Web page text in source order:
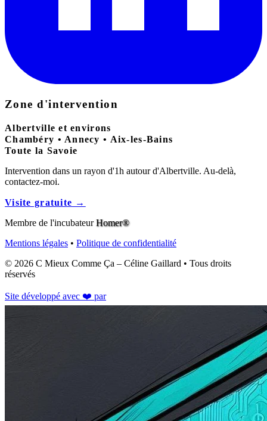
Zone d'intervention
Albertville et environs
Chambéry • Annecy • Aix-les-Bains
Toute la Savoie
Intervention dans un rayon d'1h autour d'Albertville. Au-delà,
contactez-moi.
Visite gratuite →
Membre de l'incubateurHomer®
Mentions légales • Politique de confidentialité
© 2026 C Mieux Comme Ça – Céline Gaillard • Tous droits
réservés
Site développé avec ❤️ par